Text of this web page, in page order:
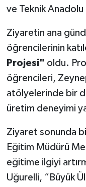
ve Teknik
Ziyaretin ana
öğrencilerinin
Projesi" oldu.
öğrencileri,
atölyelerinde bir
üretim deneyimi
Ziyaret sonunda
Eğitim Müdürü
eğitime ilgiyi
Uğurelli, “Büyük
Teknoloji
Yerel Haber
Akhisar Emlak
Ülke
Etiketler